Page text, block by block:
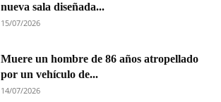
nueva sala diseñada...
15/07/2026
Muere un hombre de 86 años atropellado
por un vehículo de...
14/07/2026